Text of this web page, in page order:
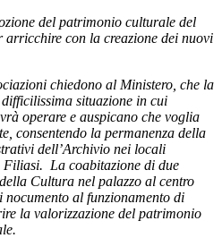
del patrimonio culturale del
con la creazione dei nuovi
chiedono al Ministero, che la
situazione in cui
operare e auspicano che voglia
consentendo la permanenza della
dell’Archivio nei locali
Filiasi. La coabitazione di due
Cultura nel palazzo al centro
al funzionamento di
la valorizzazione del patrimonio